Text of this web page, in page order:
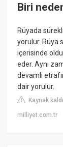
Biri
Rüyada
yorulur. Rüya
içerisinde
eder. Aynı
devamlı
dair yorulur.
Kaynak
milliyet.com.tr